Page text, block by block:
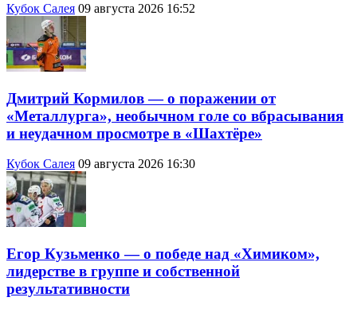
Кубок Салея 09 августа 2026 16:52
Дмитрий Кормилов — о поражении от
«Металлурга», необычном голе со вбрасывания
и неудачном просмотре в «Шахтёре»
Кубок Салея 09 августа 2026 16:30
Егор Кузьменко — о победе над «Химиком»,
лидерстве в группе и собственной
результативности